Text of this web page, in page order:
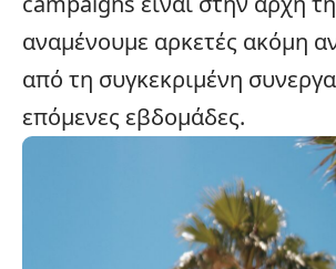
αναμένουμε αρκετές ακόμη
από τη συγκεκριμένη
επόμενες εβδομάδες.